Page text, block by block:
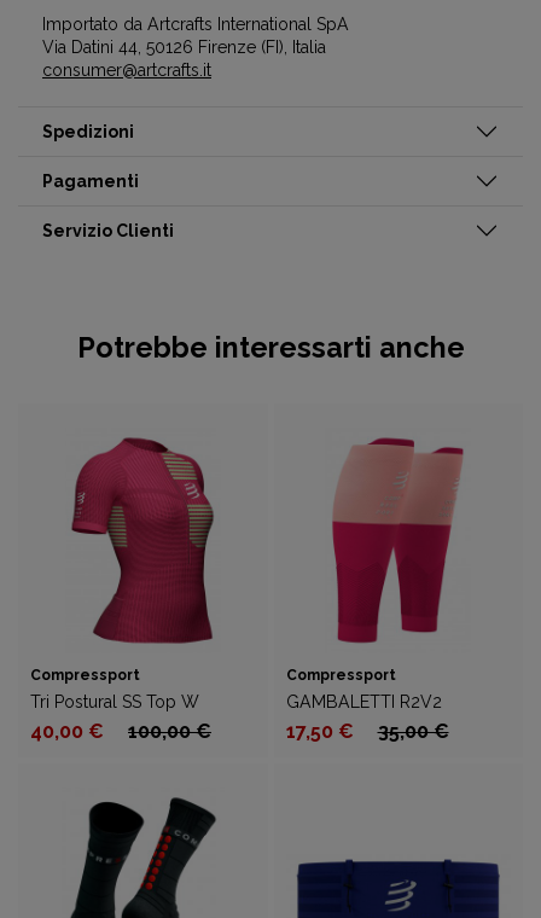
Importato da Artcrafts International SpA
Via Datini 44, 50126 Firenze (FI), Italia
consumer@artcrafts.it
Spedizioni
Pagamenti
Servizio Clienti
Potrebbe interessarti anche
Compressport
Tri Postural SS Top W
40,00 € 100,00 €
Compressport
GAMBALETTI R2V2
17,50 € 35,00 €